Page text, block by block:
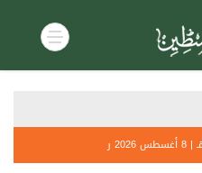
أحكام